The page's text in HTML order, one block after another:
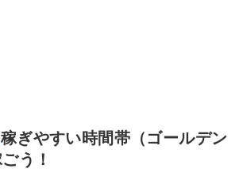
稼ぎやすい時間帯（ゴールデン
う！